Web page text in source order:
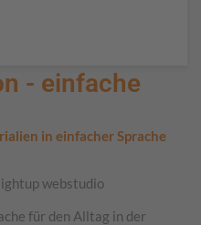
- einfache
in einfacher Sprache
webstudio
für den Alltag in der